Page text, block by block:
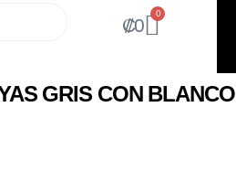
₡0
0
GRIS CON BLANCO